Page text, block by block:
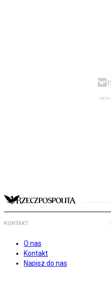
KONTAKT
O nas
Kontakt
Napisz do nas